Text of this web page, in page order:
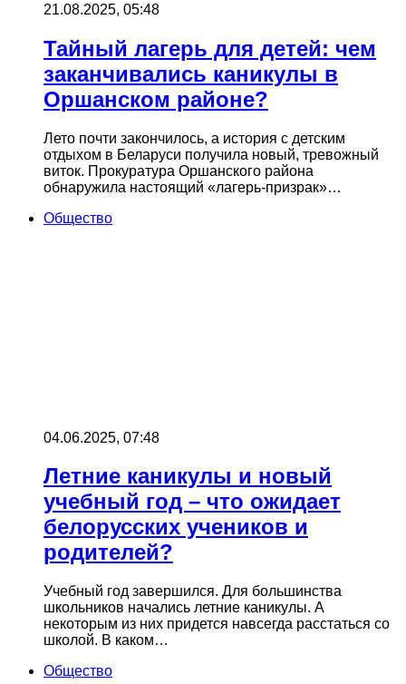
21.08.2025, 05:48
Тайный лагерь для детей: чем
заканчивались каникулы в
Оршанском районе?
Лето почти закончилось, а история с детским
отдыхом в Беларуси получила новый, тревожный
виток. Прокуратура Оршанского района
обнаружила настоящий «лагерь-призрак»…
Общество
04.06.2025, 07:48
Летние каникулы и новый
учебный год – что ожидает
белорусских учеников и
родителей?
Учебный год завершился. Для большинства
школьников начались летние каникулы. А
некоторым из них придется навсегда расстаться со
школой. В каком…
Общество